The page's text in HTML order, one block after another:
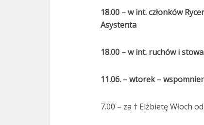
18.00 – w int. członków
Asystenta
18.00 – w int. ruchów i
11.06. – wtorek –
7.00 – za † Elżbietę Włoch